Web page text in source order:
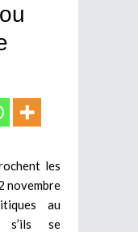
les
novembre
au
s’ils se